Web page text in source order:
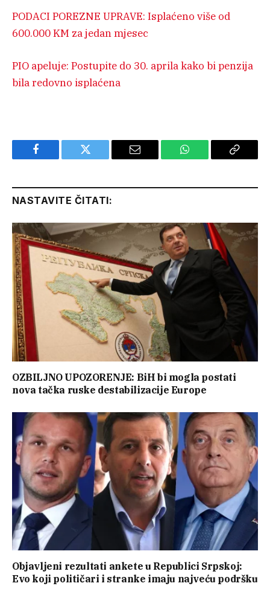
PODACI POREZNE UPRAVE: Isplaćeno više od
600.000 KM za jedan mjesec
PIO apeluje: Postupite do 30. aprila kako bi penzija
bila redovno isplaćena
Facebook Twitter Email WhatsApp Copy
NASTAVITE ČITATI:
OZBILJNO UPOZORENJE: BiH bi mogla postati
nova tačka ruske destabilizacije Europe
Objavljeni rezultati ankete u Republici Srpskoj:
Evo koji političari i stranke imaju najveću podršku